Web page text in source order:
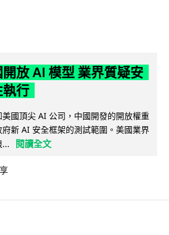
放 AI 模型 業界質疑安
行
國頂尖 AI 公司，中國開發的開放權重
新 AI 安全框架的測試範圍。美國業界
...
閱讀全文